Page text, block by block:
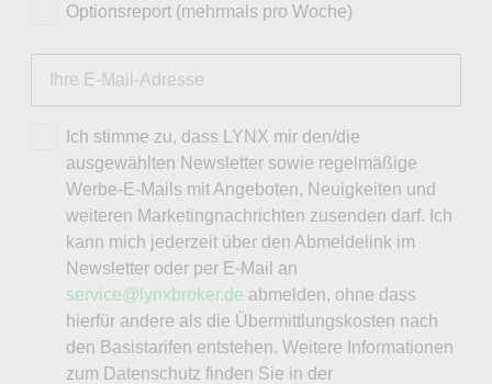
Optionsreport (mehrmals pro Woche)
Ich stimme zu, dass LYNX mir den/die
ausgewählten Newsletter sowie regelmäßige
Werbe-E-Mails mit Angeboten, Neuigkeiten und
weiteren Marketingnachrichten zusenden darf. Ich
kann mich jederzeit über den Abmeldelink im
Newsletter oder per E-Mail an
service@lynxbroker.de abmelden, ohne dass
hierfür andere als die Übermittlungskosten nach
den Basistarifen entstehen. Weitere Informationen
zum Datenschutz finden Sie in der